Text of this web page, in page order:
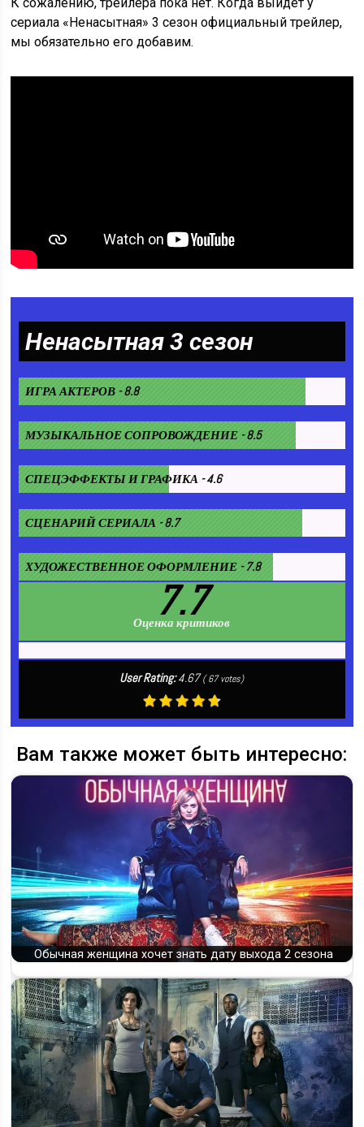
сериала «Ненасытная» 3 сезон официальный трейлер,
мы обязательно его добавим.
Ненасытная 3 сезон
ИГРА АКТЕРОВ - 8.8
МУЗЫКАЛЬНОЕ СОПРОВОЖДЕНИЕ - 8.5
СПЕЦЭФФЕКТЫ И ГРАФИКА - 4.6
СЦЕНАРИЙ СЕРИАЛА - 8.7
ХУДОЖЕСТВЕННОЕ ОФОРМЛЕНИЕ - 7.8
7.7
Оценка критиков
User Rating:4.67 (67votes)
Вам также может быть интересно:
Обычная женщина хочет знать дату выхода 2 сезона